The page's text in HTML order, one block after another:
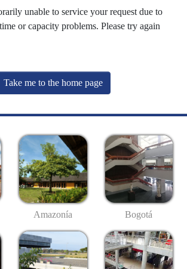
unable to service your request due to
or capacity problems. Please try again
Take me to the home page
Amazonía Bogotá